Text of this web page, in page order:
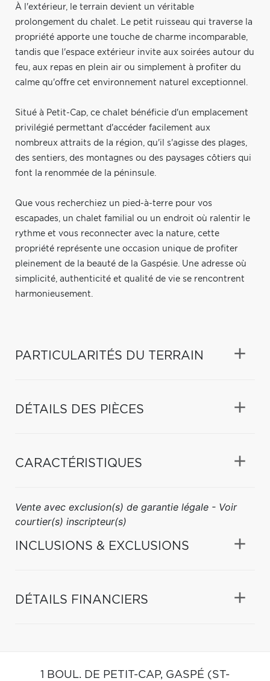
À l'extérieur, le terrain devient un véritable
prolongement du chalet. Le petit ruisseau qui traverse la
propriété apporte une touche de charme incomparable,
tandis que l'espace extérieur invite aux soirées autour du
feu, aux repas en plein air ou simplement à profiter du
calme qu'offre cet environnement naturel exceptionnel.
Situé à Petit-Cap, ce chalet bénéficie d'un emplacement
privilégié permettant d'accéder facilement aux
nombreux attraits de la région, qu'il s'agisse des plages,
des sentiers, des montagnes ou des paysages côtiers qui
font la renommée de la péninsule.
Que vous recherchiez un pied-à-terre pour vos
escapades, un chalet familial ou un endroit où ralentir le
rythme et vous reconnecter avec la nature, cette
propriété représente une occasion unique de profiter
pleinement de la beauté de la Gaspésie. Une adresse où
simplicité, authenticité et qualité de vie se rencontrent
harmonieusement.
PARTICULARITÉS DU TERRAIN
DÉTAILS DES PIÈCES
CARACTÉRISTIQUES
Vente avec exclusion(s) de garantie légale - Voir
courtier(s) inscripteur(s)
INCLUSIONS & EXCLUSIONS
DÉTAILS FINANCIERS
1 BOUL. DE PETIT-CAP, GASPÉ (ST-